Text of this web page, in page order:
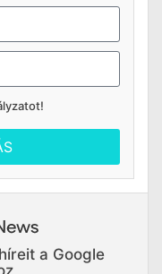
!
a Google